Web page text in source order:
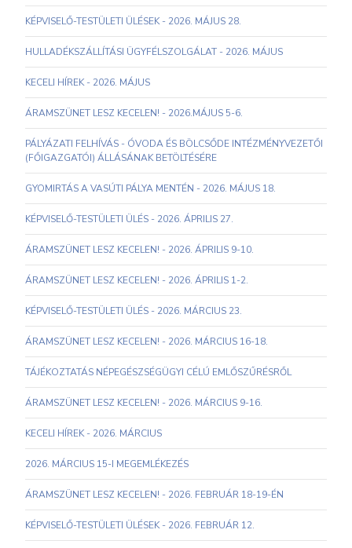
KÉPVISELŐ-TESTÜLETI ÜLÉSEK - 2026. MÁJUS 28.
HULLADÉKSZÁLLÍTÁSI ÜGYFÉLSZOLGÁLAT - 2026. MÁJUS
KECELI HÍREK - 2026. MÁJUS
ÁRAMSZÜNET LESZ KECELEN! - 2026.MÁJUS 5-6.
PÁLYÁZATI FELHÍVÁS - ÓVODA ÉS BÖLCSŐDE INTÉZMÉNYVEZETŐI
(FŐIGAZGATÓI) ÁLLÁSÁNAK BETÖLTÉSÉRE
GYOMIRTÁS A VASÚTI PÁLYA MENTÉN - 2026. MÁJUS 18.
KÉPVISELŐ-TESTÜLETI ÜLÉS - 2026. ÁPRILIS 27.
ÁRAMSZÜNET LESZ KECELEN! - 2026. ÁPRILIS 9-10.
ÁRAMSZÜNET LESZ KECELEN! - 2026. ÁPRILIS 1-2.
KÉPVISELŐ-TESTÜLETI ÜLÉS - 2026. MÁRCIUS 23.
ÁRAMSZÜNET LESZ KECELEN! - 2026. MÁRCIUS 16-18.
TÁJÉKOZTATÁS NÉPEGÉSZSÉGÜGYI CÉLÚ EMLŐSZŰRÉSRŐL
ÁRAMSZÜNET LESZ KECELEN! - 2026. MÁRCIUS 9-16.
KECELI HÍREK - 2026. MÁRCIUS
2026. MÁRCIUS 15-I MEGEMLÉKEZÉS
ÁRAMSZÜNET LESZ KECELEN! - 2026. FEBRUÁR 18-19-ÉN
KÉPVISELŐ-TESTÜLETI ÜLÉSEK - 2026. FEBRUÁR 12.